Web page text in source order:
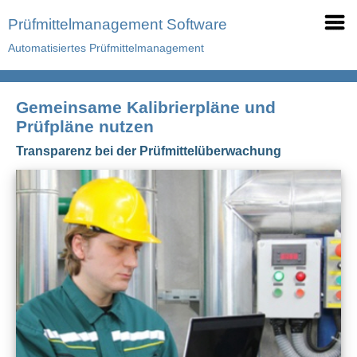
Prüfmittelmanagement Software
Automatisiertes Prüfmittelmanagement
Gemeinsame Kalibrierpläne und
Prüfpläne nutzen
Transparenz bei der Prüfmittelüberwachung